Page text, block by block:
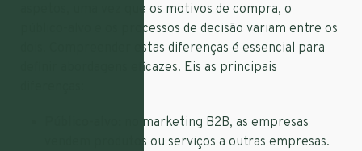
aspetos, uma vez que os motivos de compra, o
público-alvo e os processos de decisão variam entre os
dois. Compreender estas diferenças é essencial para
definir abordagens eficazes. Eis as principais
no marketing B2B, as empresas
vendem produtos ou serviços a outras empresas.